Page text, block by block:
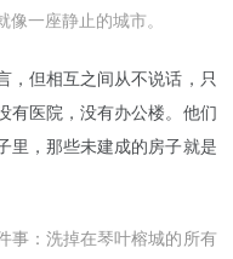
一座静止的城市。
，但相互之间从不说话，只
有医院，没有办公楼。他们
里，那些未建成的房子就是
事：洗掉在琴叶榕城的所有